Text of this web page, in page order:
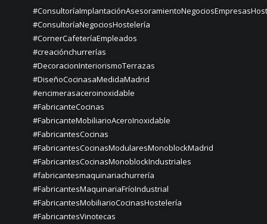
#ConsultoríaNegociosHostelería
#CornerCafeteríaEmpleados
#creaciónchurrerías
#DecoracionInteriorismoTerrazas
#DiseñoCocinasaMedidaMadrid
#encimerasaceroinoxidable
#FabricanteCocinas
#FabricanteMobiliarioAceroInoxidable
#FabricantesCocinas
#FabricantesCocinasModularesMonoblockMadrid
#FabricantesCocinasMonoblockIndustriales
#fabricantesmaquinariachurrería
#FabricantesMaquinariaFríoIndustrial
#FabricantesMobiliarioCocinasHostelería
#FabricantesVinotecas